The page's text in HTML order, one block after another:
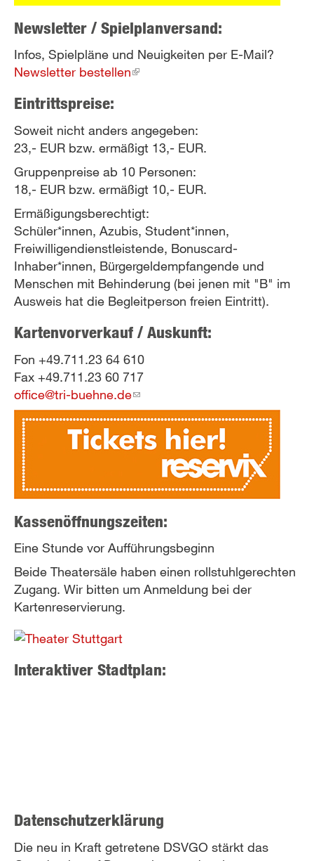
Newsletter / Spielplanversand:
Infos, Spielpläne und Neuigkeiten per E-Mail?
Newsletter bestellen(link
Eintrittspreise:
Soweit nicht anders angegeben:
23,- EUR bzw. ermäßigt 13,- EUR.
Gruppenpreise ab 10 Personen:
18,- EUR bzw. ermäßigt 10,- EUR.
Ermäßigungsberechtigt:
Schüler*innen, Azubis, Student*innen,
Freiwilligendienstleistende, Bonuscard-
Inhaber*innen, Bürgergeldempfangende und
Menschen mit Behinderung (bei jenen mit "B" im
Ausweis hat die Begleitperson freien Eintritt).
Kartenvorverkauf / Auskunft:
Fon +49.711.23 64 610
Fax +49.711.23 60 717
office@tri-buehne.de(link
sends
e-
mail)
Kassenöffnungszeiten:
Eine Stunde vor Aufführungsbeginn
Beide Theatersäle haben einen rollstuhlgerechten
Zugang. Wir bitten um Anmeldung bei der
Kartenreservierung.
Interaktiver Stadtplan:
Datenschutzerklärung
Die neu in Kraft getretene DSVGO stärkt das